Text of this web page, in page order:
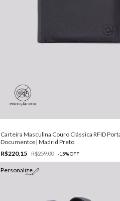
Carteira Masculina Couro Clássica RFID
Documentos| Madrid Preto
R$220,15
R$259,00 -15%OFF
Personalize